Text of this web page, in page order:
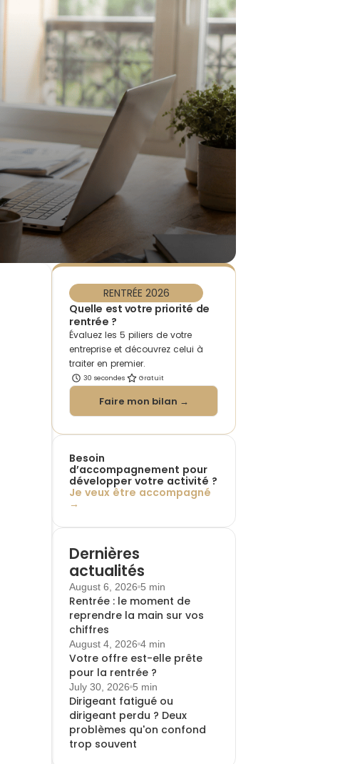
RENTRÉE 2026
Quelle est votre priorité de
rentrée ?
Évaluez les 5 piliers de votre
entreprise et découvrez celui à
traiter en premier.
30 secondes Gratuit
Faire mon bilan →
Besoin
d’accompagnement pour
développer votre activité ?
Je veux être accompagné
→
Dernières
actualités
August 6, 2026 5 min
Rentrée : le moment de
reprendre la main sur vos
chiffres
August 4, 2026 4 min
Votre offre est-elle prête
pour la rentrée ?
July 30, 2026 5 min
Dirigeant fatigué ou
dirigeant perdu ? Deux
problèmes qu'on confond
trop souvent